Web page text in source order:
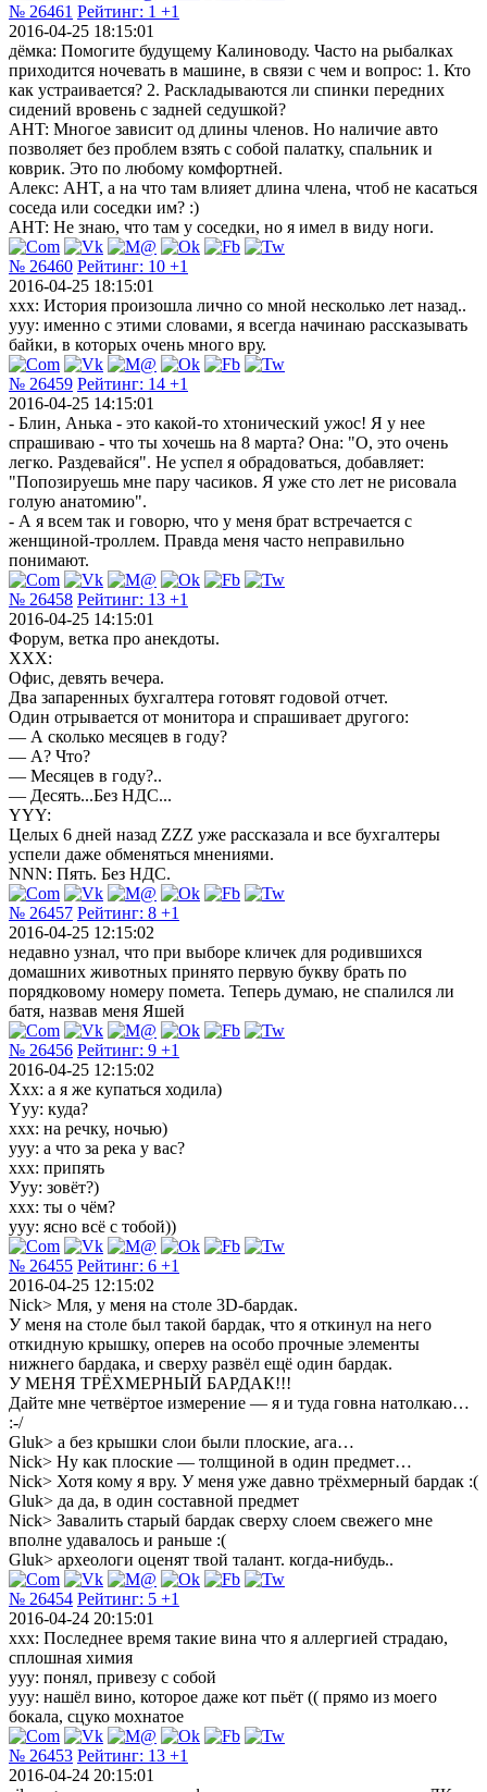
№ 26461 Рейтинг: 1 +1
2016-04-25 18:15:01
дёмка: Помогите будущему Калиноводу. Часто на рыбалках
приходится ночевать в машине, в связи с чем и вопрос: 1. Кто
как устраивается? 2. Раскладываются ли спинки передних
сидений вровень с задней седушкой?
AHT: Многое зависит од длины членов. Но наличие авто
позволяет без проблем взять с собой палатку, спальник и
коврик. Это по любому комфортней.
Алекс: AHT, а на что там влияет длина члена, чтоб не касаться
соседа или соседки им? :)
AHT: Не знаю, что там у соседки, но я имел в виду ноги.
№ 26460 Рейтинг: 10 +1
2016-04-25 18:15:01
ххх: История произошла лично со мной несколько лет назад..
ууу: именно с этими словами, я всегда начинаю рассказывать
байки, в которых очень много вру.
№ 26459 Рейтинг: 14 +1
2016-04-25 14:15:01
- Блин, Анька - это какой-то хтонический ужос! Я у нее
спрашиваю - что ты хочешь на 8 марта? Она: "О, это очень
легко. Раздевайся". Не успел я обрадоваться, добавляет:
"Попозируешь мне пару часиков. Я уже сто лет не рисовала
голую анатомию".
- А я всем так и говорю, что у меня брат встречается с
женщиной-троллем. Правда меня часто неправильно
понимают.
№ 26458 Рейтинг: 13 +1
2016-04-25 14:15:01
Форум, ветка про анекдоты.
XXX:
Офис, девять вечера.
Два запаренных бухгалтера готовят годовой отчет.
Один отрывается от монитора и спрашивает другого:
— А сколько месяцев в году?
— А? Что?
— Месяцев в году?..
— Десять...Без НДС...
YYY:
Целых 6 дней назад ZZZ ужe рассказала и все бухгалтеры
успели даже обменяться мнениями.
NNN: Пять. Без НДС.
№ 26457 Рейтинг: 8 +1
2016-04-25 12:15:02
недавно узнал, что при выборе кличек для родившихся
домашних животных принято первую букву брать по
порядковому номеру помета. Теперь думаю, не спалился ли
батя, назвав меня Яшей
№ 26456 Рейтинг: 9 +1
2016-04-25 12:15:02
Ххх: а я же купаться ходила)
Yyy: куда?
ххх: на речку, ночью)
ууу: а что за река у вас?
ххх: припять
Ууу: зовёт?)
ххх: ты о чём?
ууу: ясно всё с тобой))
№ 26455 Рейтинг: 6 +1
2016-04-25 12:15:02
Nick> Мля, у меня на столе 3D-бардак.
У меня на столе был такой бардак, что я откинул на него
откидную крышку, оперев на особо прочные элементы
нижнего бардака, и сверху развёл ещё один бардак.
У МЕНЯ ТРЁХМЕРНЫЙ БАРДАК!!!
Дайте мне четвёртое измерение — я и туда говна натолкаю…
:-/
Gluk> а без крышки слои были плоские, ага…
Nick> Ну как плоские — толщиной в один предмет…
Nick> Хотя кому я вру. У меня уже давно трёхмерный бардак :(
Gluk> да да, в один составной предмет
Nick> Завалить старый бардак сверху слоем свежего мне
вполне удавалось и раньше :(
Gluk> археологи оценят твой талант. когда-нибудь..
№ 26454 Рейтинг: 5 +1
2016-04-24 20:15:01
xxx: Последнее время такие вина что я аллергией страдаю,
сплошная химия
yyy: понял, привезу с собой
yyy: нашёл вино, которое даже кот пьёт (( прямо из моего
бокала, сцуко мохнатое
№ 26453 Рейтинг: 13 +1
2016-04-24 20:15:01